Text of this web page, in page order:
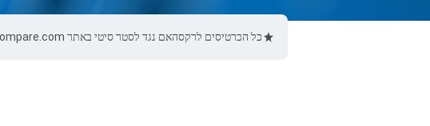
כל הכרטיסים לרקסהאם נגד לסטר סיטי באתר Ticket-Compare.com הם אותנטיים, ממוכרים מאומתים מראש שמספקים אחריות של 100%.